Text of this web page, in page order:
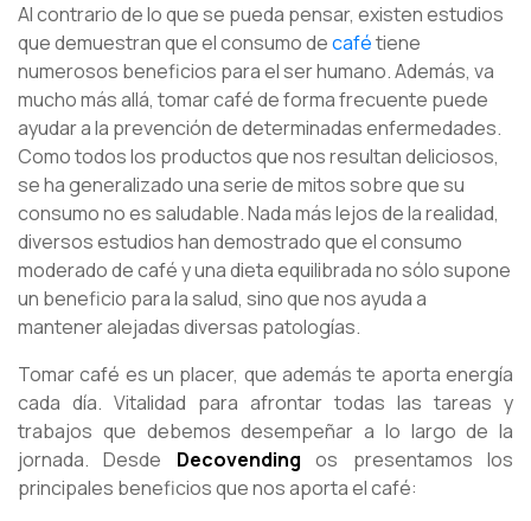
Al contrario de lo que se pueda pensar, existen estudios
que demuestran que el consumo decafétiene
numerosos beneficios para el ser humano. Además, va
mucho más allá, tomar café de forma frecuente puede
ayudar a la prevención de determinadas enfermedades.
Como todos los productos que nos resultan deliciosos,
se ha generalizado una serie de mitos sobre que su
consumo no es saludable. Nada más lejos de la realidad,
diversos estudios han demostrado que el consumo
moderado de café y una dieta equilibrada no sólo supone
un beneficio para la salud, sino que nos ayuda a
mantener alejadas diversas patologías.
Tomar café es un placer, que además te aporta energía
cada día. Vitalidad para afrontar todas las tareas y
trabajos que debemos desempeñar a lo largo de la
jornada. Desde Decovending os presentamos los
principales beneficios que nos aporta el café: